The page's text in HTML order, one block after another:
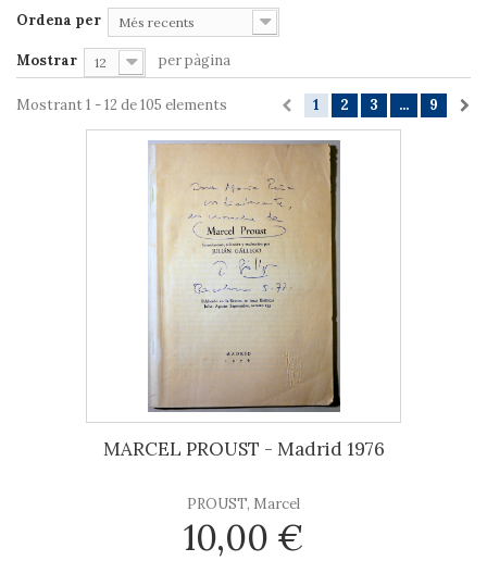
Ordena per Més recents
Mostrar 12 per pàgina
1 2 3 ... 9
Mostrant 1 - 12 de 105 elements
MARCEL PROUST - Madrid 1976
PROUST, Marcel
10,00 €